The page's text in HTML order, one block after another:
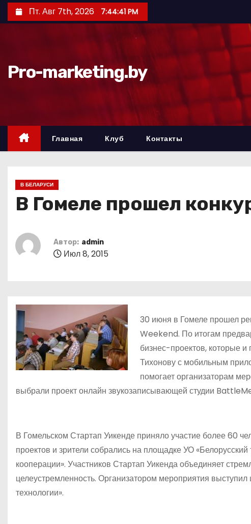
е
д
Пт. Авг 7th, 2026 7:44:42 PM
Pro-marketing.by
Главная Клуб Контакты
В БЕЛАРУСИ
В Гомеле прошел
Автор: admin
Июл 8, 2015
30 июня в Гомеле прошел
Weekend. По итогам
бизнес-проектов, которые
Тихонову с мобильным
помогает организаторам
выбрали проект онлайн звукозаписывающей студии
В Гомельском Стартап Уикенде приняло участие более 60
проектов и зрители собрались на площадке УО
кооперации». Участников Стартап Уикенда объединяет
целеустремленность. Организатором мероприятия
технологии».